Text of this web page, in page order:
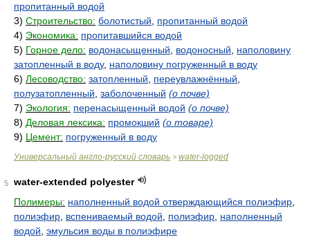
пропитанный водой
3) Строительство: болотистый
пропитанный водой
4) Экономика: пропитавшийся водой
5) Горное дело: водонасыщенный водоносный
наполовину
затопленный в воду, наполовину погруженный в воду
6) Лесоводство: затопленный переувлажнённый
полузатопленный заболоченный (о почве)
7) Экология: перенасыщенный водой (о почве)
8) Деловая лексика: промокший (о товаре)
9) Цемент: погруженный в воду
Универсальный англо-русский словарь > water-logged
5
water-extended polyester
Полимеры: наполненный водой отверждающийся полиэфир
полиэфир вспениваемый водой полиэфир наполненный
водой эмульсия воды в полиэфире